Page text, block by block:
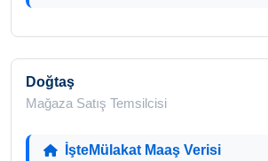
Doğtaş
Mağaza Satış Temsilcisi
İşteMülakat Maaş Verisi